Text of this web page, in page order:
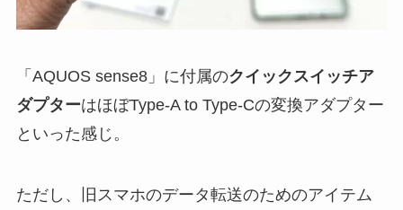
「AQUOS sense8」に付属のクイックスイッチア
ダプターはほぼType-A to Type-Cの変換アダプター
といった感じ。
ただし、旧スマホのデータ転送のためのアイテム